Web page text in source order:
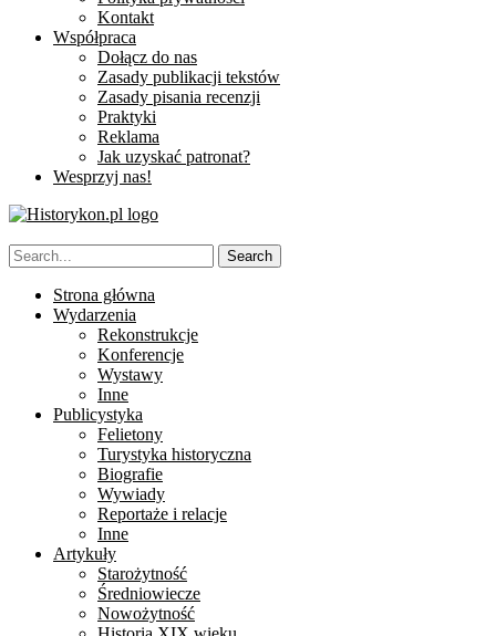
Kontakt
Współpraca
Dołącz do nas
Zasady publikacji tekstów
Zasady pisania recenzji
Praktyki
Reklama
Jak uzyskać patronat?
Wesprzyj nas!
Strona główna
Wydarzenia
Rekonstrukcje
Konferencje
Wystawy
Inne
Publicystyka
Felietony
Turystyka historyczna
Biografie
Wywiady
Reportaże i relacje
Inne
Artykuły
Starożytność
Średniowiecze
Nowożytność